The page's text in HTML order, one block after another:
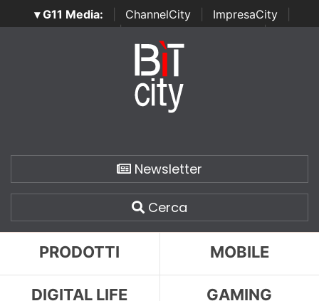
▾ G11 Media: ChannelCity ImpresaCity
SecurityOpenLab | Italian Channel Awards | Italian
Italian Security Awards
Newsletter
Cerca
PRODOTTI MOBILE
DIGITAL LIFE GAMING